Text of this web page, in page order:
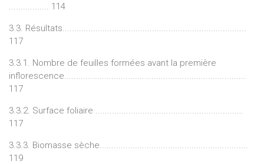
................. 114
3.3. Résultats..............................................................................
117
3.3.1. Nombre de feuilles formées avant la première
inflorescence.............................................................................
117
3.3.2. Surface foliaire ...............................................................
117
3.3.3. Biomasse sèche...............................................................
119